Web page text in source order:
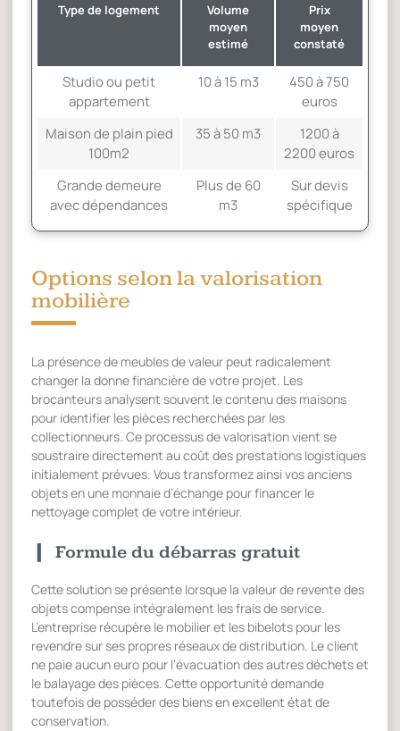
Type de logement
Volume
moyen
estimé
Prix
moyen
constaté
Studio ou petit
appartement
10 à 15 m3
450 à 750
euros
Maison de plain pied
100m2
35 à 50 m3
1200 à
2200 euros
Grande demeure
avec dépendances
Plus de 60
m3
Sur devis
spécifique
Options selon la valorisation
mobilière
La présence de meubles de valeur peut radicalement
changer la donne financière de votre projet. Les
brocanteurs analysent souvent le contenu des maisons
pour identifier les pièces recherchées par les
collectionneurs. Ce processus de valorisation vient se
soustraire directement au coût des prestations logistiques
initialement prévues. Vous transformez ainsi vos anciens
objets en une monnaie d’échange pour financer le
nettoyage complet de votre intérieur.
Formule du débarras gratuit
Cette solution se présente lorsque la valeur de revente des
objets compense intégralement les frais de service.
L’entreprise récupère le mobilier et les bibelots pour les
revendre sur ses propres réseaux de distribution. Le client
ne paie aucun euro pour l’évacuation des autres déchets et
le balayage des pièces. Cette opportunité demande
toutefois de posséder des biens en excellent état de
conservation.